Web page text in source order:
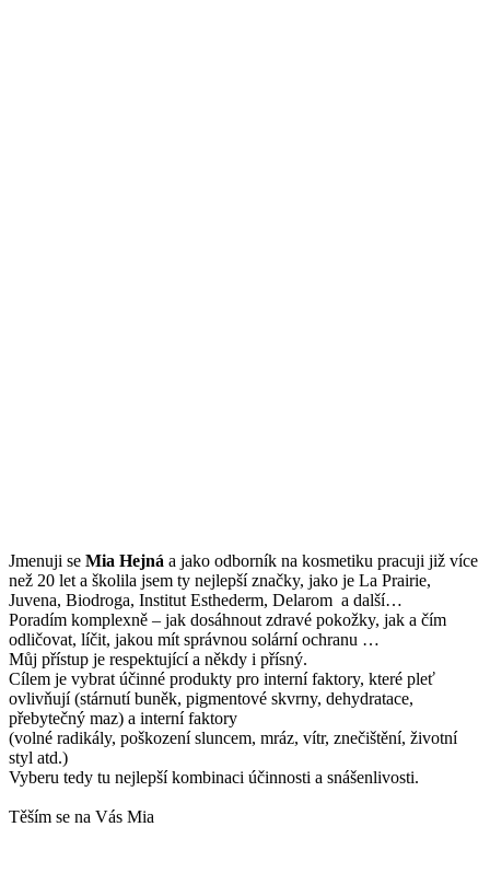
Jmenuji se Mia Hejná a jako odborník na kosmetiku pracuji již více
než 20 let a školila jsem ty nejlepší značky, jako je La Prairie,
Juvena, Biodroga, Institut Esthederm, Delarom a další…
Poradím komplexně – jak dosáhnout zdravé pokožky, jak a čím
odličovat, líčit, jakou mít správnou solární ochranu …
Můj přístup je respektující a někdy i přísný.
Cílem je vybrat účinné produkty pro interní faktory, které pleť
ovlivňují (stárnutí buněk, pigmentové skvrny, dehydratace,
přebytečný maz) a interní faktory
(volné radikály, poškození sluncem, mráz, vítr, znečištění, životní
styl atd.)
Vyberu tedy tu nejlepší kombinaci účinnosti a snášenlivosti.
Těším se na Vás Mia